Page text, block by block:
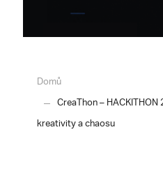
Domů
CreaThon –
kreativity a chaosu